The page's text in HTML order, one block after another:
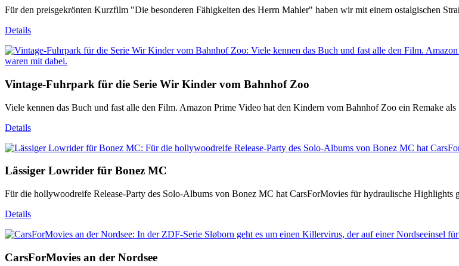
Für den preisgekrönten Kurzfilm "Die besonderen Fähigkeiten des Herrn Mahler" haben wir mit einem ostalgischen
Details
Vintage-Fuhrpark für die Serie Wir Kinder vom Bahnhof Zoo
Viele kennen das Buch und fast alle den Film. Amazon Prime Video hat den Kindern vom Bahnhof Zoo ein Remake
Details
Lässiger Lowrider für Bonez MC
Für die hollywoodreife Release-Party des Solo-Albums von Bonez MC hat CarsForMovies für hydraulische Highlights
Details
CarsForMovies an der Nordsee